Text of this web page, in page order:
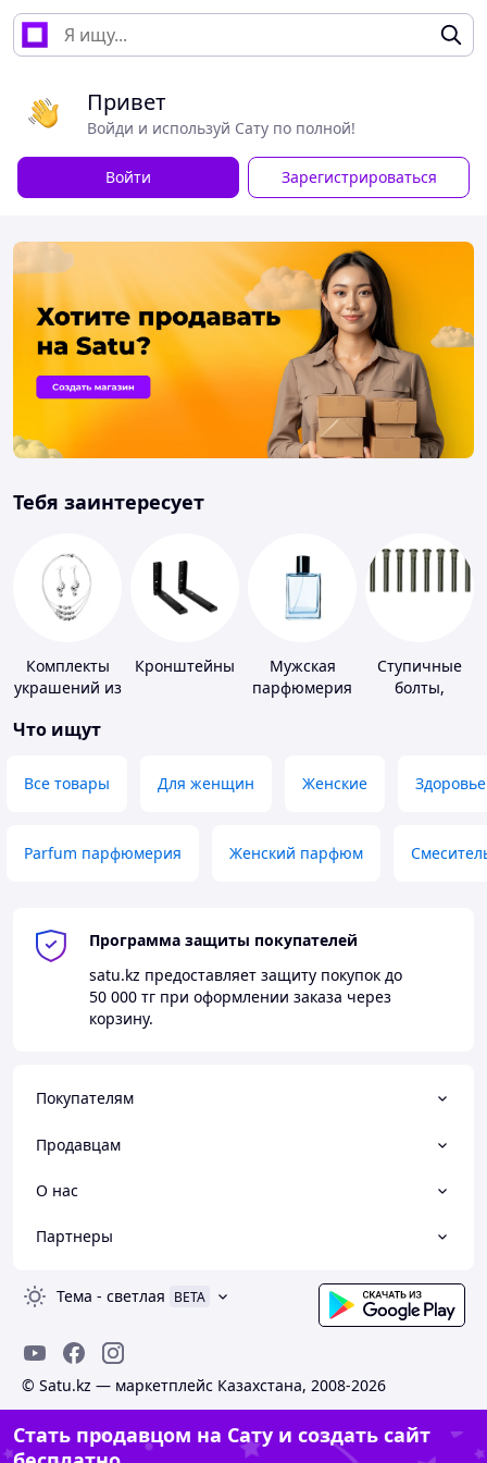
Привет
Войди и используй Сату по полной!
Войти Зарегистрироваться
Тебя заинтересует
Комплекты
украшений из
Кронштейны
Мужская
парфюмерия
Ступичные
болты,
Что ищут
Все товары Для женщин Женские Здоровье
Parfum парфюмерия Женский парфюм
Программа защиты покупателей
satu.kz предоставляет защиту покупок до
50 000 тг при оформлении заказа через
корзину.
Покупателям
Продавцам
О нас
Партнеры
Тема - светлая BETA
© Satu.kz — маркетплейс Казахстана, 2008-2026
Стать продавцом на Сату и создать сайт